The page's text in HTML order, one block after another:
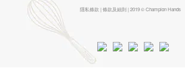
隱私條款 | 條款及細則 | 2019 © Champion Hands